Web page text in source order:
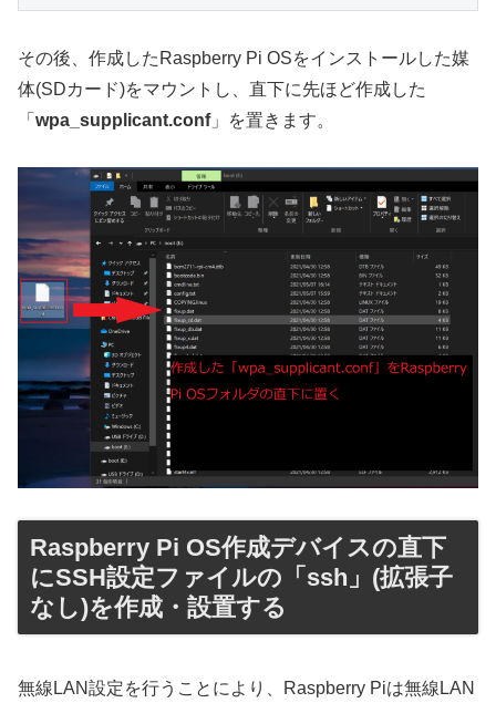
その後、作成したRaspberry Pi OSをインストールした媒
体(SDカード)をマウントし、直下に先ほど作成した
「 wpa_supplicant.conf」を置きます。
Raspberry Pi OS作成デバイスの直下
にSSH設定ファイルの「ssh」(拡張子
なし)を作成・設置する
無線LAN設定を行うことにより、Raspberry Piは無線LAN